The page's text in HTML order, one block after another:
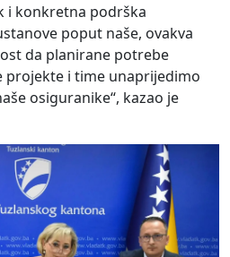
i konkretna podrška
poput naše, ovakva
da planirane potrebe
i time unaprijedimo
osiguranike“, kazao je